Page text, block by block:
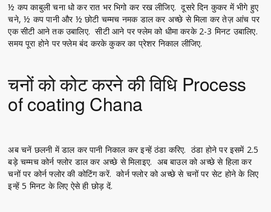
½ कप काबुली चना धो कर रात भर भिगो कर रख लीजिए. दूसरे दिन कुकर में भीगे हुए
चने, ½ कप पानी और ½ छोटी चम्मच नमक डाल कर अच्छे से मिला कर तेज़ आंच पर
एक सीटी आने तक उबालिए. सीटी आने पर फ्लेम को धीमा करके 2-3 मिनट उबालिए.
समय पूरा होने पर फ्लेम बंद करके कुकर का प्रेशर निकाल लीजिए.
चनों को कोट करने की विधि Process
of coating Chana
अब चनें छलनी में डाल कर पानी निकाल कर इन्हें ठंडा करिए. ठंडा होने पर इसमें 2.5
बड़े चम्मच कोर्न फ्लोर डाल कर अच्छे से मिलाइए. अब बाउल को अच्छे से हिला कर
चनों पर कोर्न फ्लोर की कोटिंग करें. कोर्न फ्लोर को अच्छे से चनों पर सेट होने के लिए
इन्हें 5 मिनट के लिए ऐसे ही छोड़ दें.